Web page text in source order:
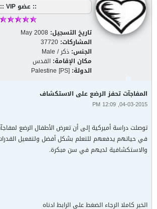
:: عضو VIP ::
تاريخ التسجيل: May 2008
المشاركات: 37720
الجنس: ذكر / Male
مكان الإقامة: القدس
الدولة: Palestine [PS]
المفاجآت تحفز الرضع على الاستكشاف
04-03-2015, 12:09 PM
توصلت دراسة أميركية إلى أن تعرض الأطفال الرضع
في حياتهم يدفعهم للتعلم بشكل أفضل ولتفعيل
والاستكشافية لديهم في سن مبكرة.
الخبر كاملا الرجاء الضغط على الرابط ادناه